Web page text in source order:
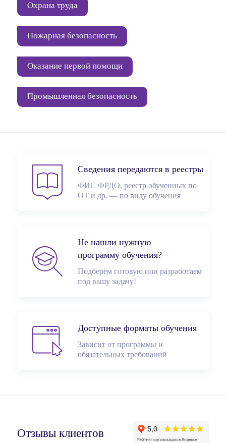
Охрана труда
Пожарная безопасность
Оказание первой помощи
Промышленная безопасность
Сведения передаются в реестры
ФИС ФРДО, реестр обученных по
ОТ и др. — по виду обучения
Не нашли нужную
программу обучения?
Подберём готовую или разработаем
под вашу задачу!
Доступные форматы обучения
Зависит от программы и
обязательных требований
Отзывы клиентов